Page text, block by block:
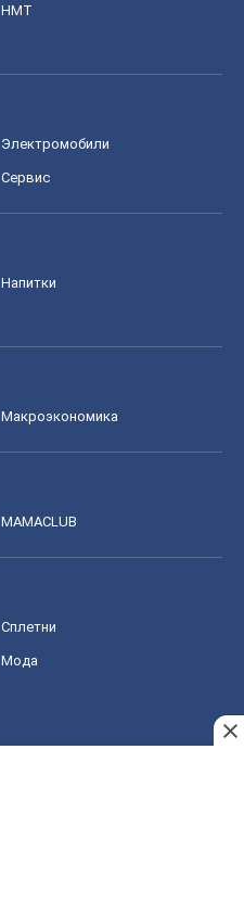
НМТ
Электромобили
Сервис
Напитки
Mакроэкономика
MAMACLUB
Сплетни
Мода